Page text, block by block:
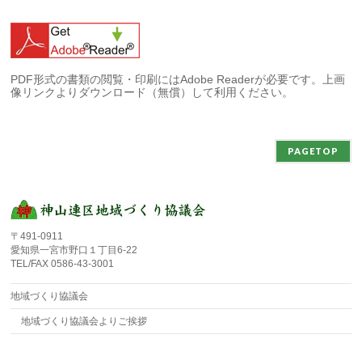
PDF形式の書類の閲覧・印刷にはAdobe Readerが必要です。上画
像リンクよりダウンロード（無償）して利用ください。
PAGETOP
〒491-0911
愛知県一宮市野口１丁目6-22
TEL/FAX 0586-43-3001
地域づくり協議会
地域づくり協議会よりご挨拶